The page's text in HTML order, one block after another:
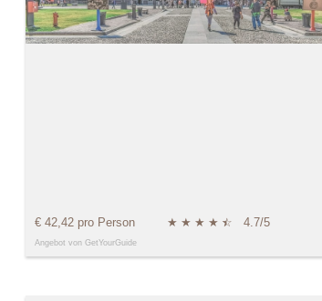
€ 42,42 pro Person ★ ★ ★ ★ ★
☆ 4.7/5
Angebot von GetYourGuide